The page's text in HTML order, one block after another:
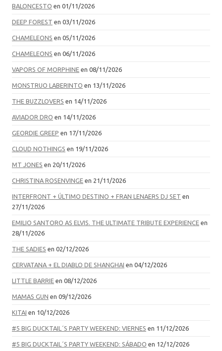
BALONCESTO en 01/11/2026
DEEP FOREST en 03/11/2026
CHAMELEONS en 05/11/2026
CHAMELEONS en 06/11/2026
VAPORS OF MORPHINE en 08/11/2026
MONSTRUO LABERINTO en 13/11/2026
THE BUZZLOVERS en 14/11/2026
AVIADOR DRO en 14/11/2026
GEORDIE GREEP en 17/11/2026
CLOUD NOTHINGS en 19/11/2026
MT JONES en 20/11/2026
CHRISTINA ROSENVINGE en 21/11/2026
INTERFRONT + ÚLTIMO DESTINO + FRAN LENAERS DJ SET en
27/11/2026
EMILIO SANTORO AS ELVIS. THE ULTIMATE TRIBUTE EXPERIENCE en
28/11/2026
THE SADIES en 02/12/2026
CERVATANA + EL DIABLO DE SHANGHAI en 04/12/2026
LITTLE BARRIE en 08/12/2026
MAMAS GUN en 09/12/2026
KITAI en 10/12/2026
#5 BIG DUCKTAIL´S PARTY WEEKEND: VIERNES en 11/12/2026
#5 BIG DUCKTAIL´S PARTY WEEKEND: SÁBADO en 12/12/2026